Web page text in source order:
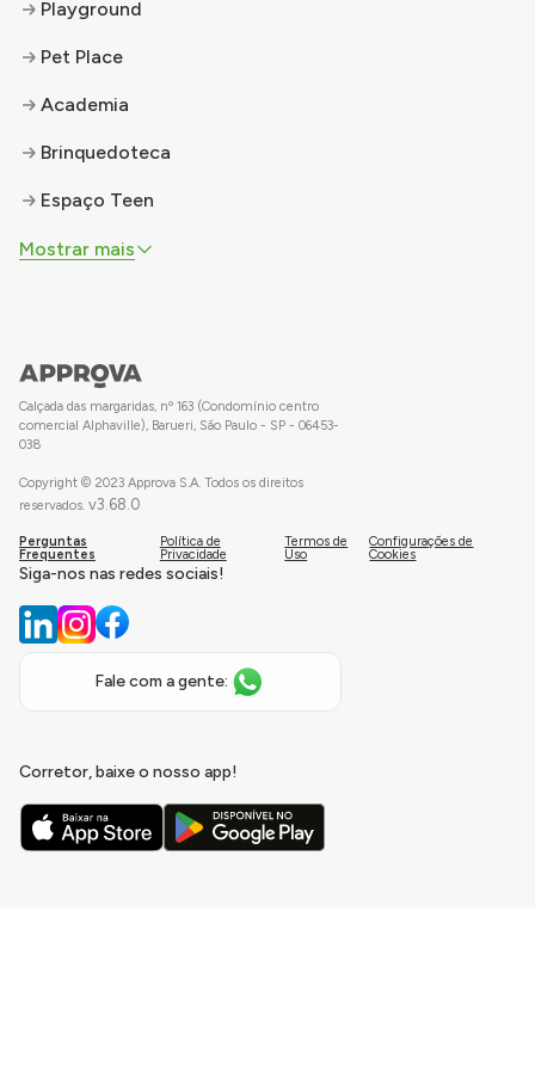
Playground
Pet Place
Academia
Brinquedoteca
Espaço Teen
Mostrar mais
Calçada das margaridas, nº 163 (Condomínio centro
comercial Alphaville), Barueri, São Paulo - SP - 06453-
038
Copyright © 2023 Approva S.A. Todos os direitos
reservados. v3.68.0
Perguntas
Frequentes
Política de
Privacidade
Termos de
Uso
Configurações de
Cookies
Siga-nos nas redes sociais!
Fale com a gente:
Corretor, baixe o nosso app!